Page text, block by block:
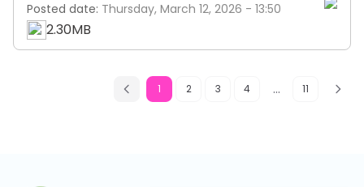
Posted date: Thursday, March 12, 2026 - 13:50
2.30MB
1 2 3 4 ... 11